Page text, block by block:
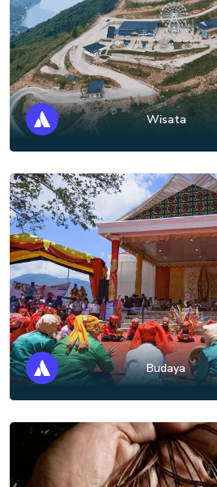
Wisata
Budaya